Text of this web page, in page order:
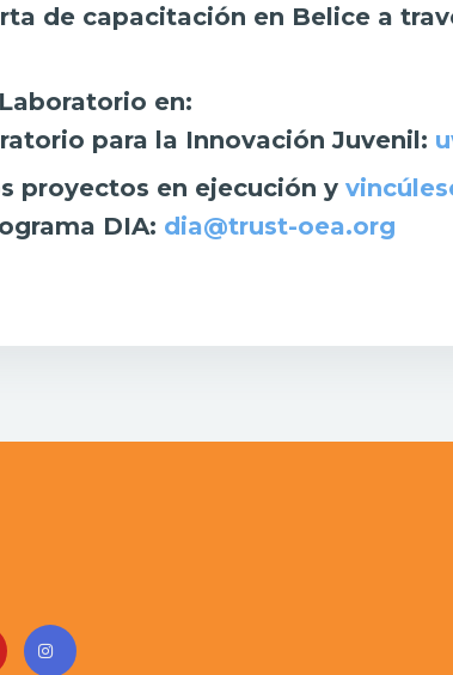
de capacitación en Belice a
en:
para la Innovación Juvenil:
proyectos en ejecución y
DIA: dia@trust-oea.org